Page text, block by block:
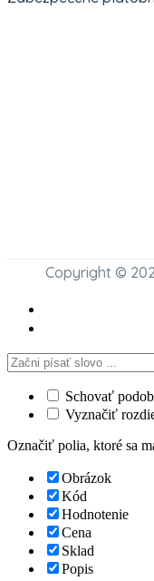
Copyright ©
Schovať
Vyznačiť
Označiť polia, ktoré sa
Obrázok
Kód
Hodnotenie
Cena
Sklad
Popis